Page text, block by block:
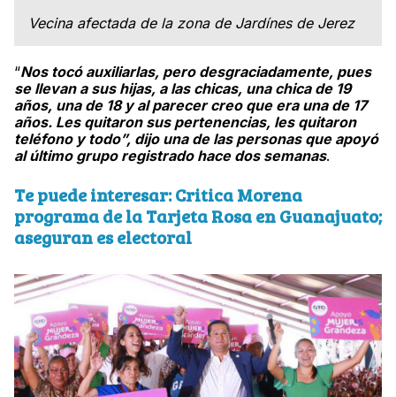
Vecina afectada de la zona de Jardínes de Jerez
“Nos tocó auxiliarlas, pero desgraciadamente, pues
se llevan a sus hijas, a las chicas, una chica de 19
años, una de 18 y al parecer creo que era una de 17
años. Les quitaron sus pertenencias, les quitaron
teléfono y todo”, dijo una de las personas que apoyó
al último grupo registrado hace dos semanas.
Te puede interesar:Critica Morena
programa de la Tarjeta Rosa en Guanajuato;
aseguran es electoral